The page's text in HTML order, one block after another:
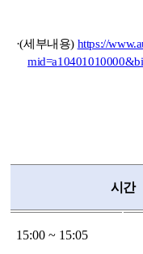
·(세부내용) https://
시간
15:00 ~ 15:05